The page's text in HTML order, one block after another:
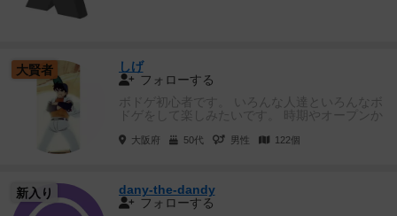
大賢者
しげ
フォローする
ボドゲ初心者です。 いろんな人達といろんなボ
ドゲをして楽しみたいです。 時期やオープンか
大阪府 50代 男性 122個
新入り
dany-the-dandy
フォローする